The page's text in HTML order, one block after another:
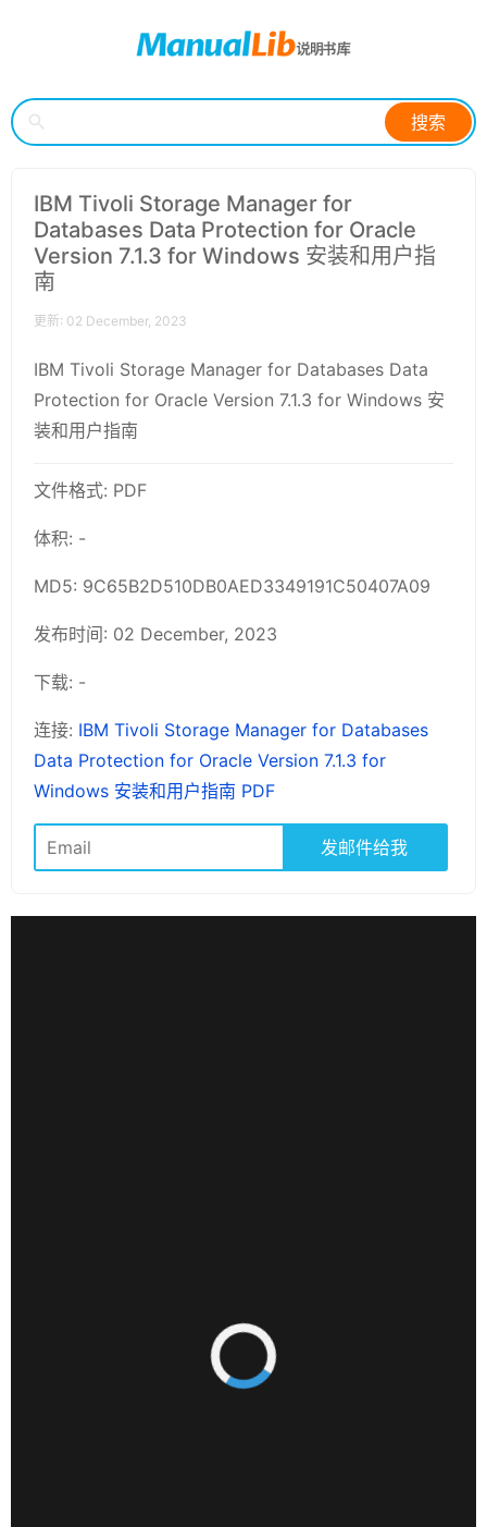
搜索
IBM Tivoli Storage Manager for
Databases Data Protection for Oracle
Version 7.1.3 for Windows 安装和用户指
南
更新: 02 December, 2023
IBM Tivoli Storage Manager for Databases Data
Protection for Oracle Version 7.1.3 for Windows 安
装和用户指南
文件格式: PDF
体积: -
MD5: 9C65B2D510DB0AED3349191C50407A09
发布时间: 02 December, 2023
下载: -
连接: IBM Tivoli Storage Manager for Databases
Data Protection for Oracle Version 7.1.3 for
Windows 安装和用户指南 PDF
发邮件给我